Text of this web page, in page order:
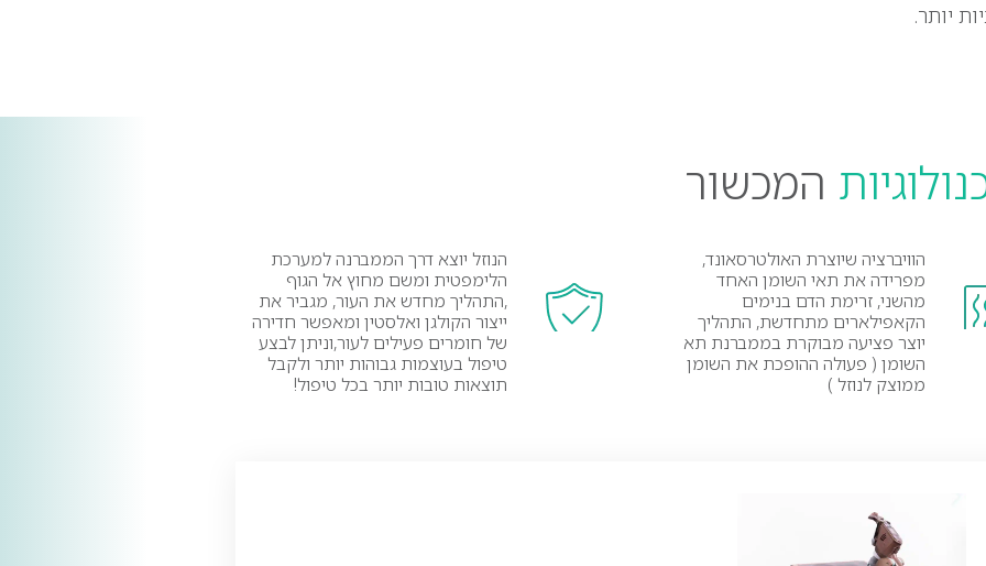
יותר.
המכשור
הוויברציה שיוצרת האולטרסאונד,
מפרידה את תאי השומן האחד
מהשני, זרימת הדם בנימים
הקאפילארים מתחדשת, התהליך
יוצר פציעה מבוקרת בממברנת תא
השומן ( פעולה ההופכת את השומן
ממוצק לנוזל )
הנוזל יוצא דרך הממברנה למערכת
הלימפטית ומשם מחוץ אל הגוף
,התהליך מחדש את העור, מגביר את
ייצור הקולגן ואלסטין ומאפשר חדירה
של חומרים פעילים לעור,וניתן לבצע
טיפול בעוצמות גבוהות יותר ולקבל
תוצאות טובות יותר בכל טיפול!